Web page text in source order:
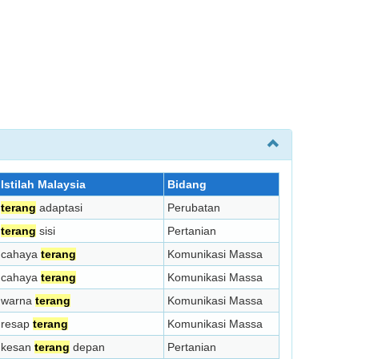
Istilah Malaysia
Bidang
terang adaptasi
Perubatan
terang sisi
Pertanian
cahaya terang
Komunikasi Massa
cahaya terang
Komunikasi Massa
warna terang
Komunikasi Massa
resap terang
Komunikasi Massa
kesan terang depan Pertanian